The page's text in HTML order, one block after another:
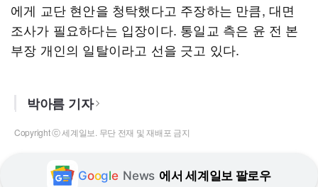
에게 교단 현안을 청탁했다고 주장하는 만큼, 대면
조사가 필요하다는 입장이다. 통일교 측은 윤 전 본
부장 개인의 일탈이라고 선을 긋고 있다.
박아름 기자
Copyright ⓒ 세계일보. 무단 전재 및 재배포 금지
Google News 에서 세계일보 팔로우